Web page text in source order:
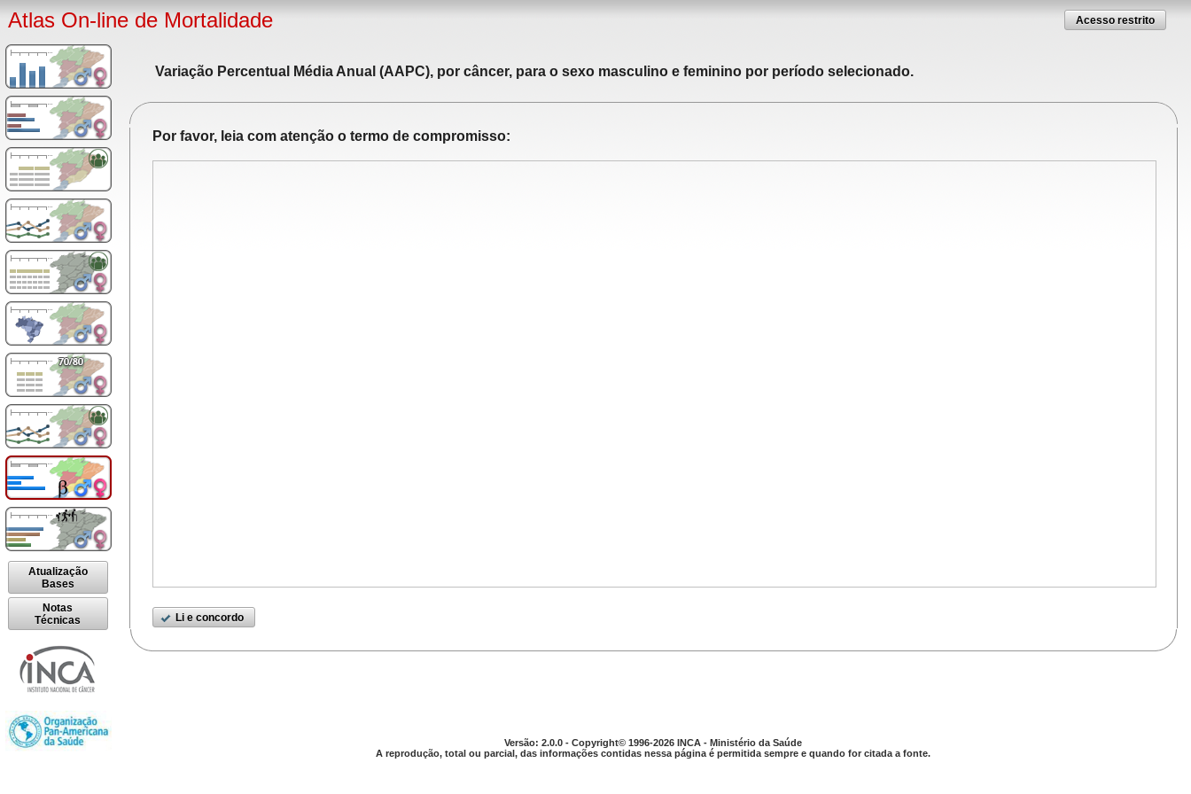
Atlas On-line de Mortalidade Acesso restrito
Atualização
Bases
Notas
Técnicas
Variação Percentual Média Anual (AAPC), por câncer, para o sexo masculino e feminino por período selecionado.
Por favor, leia com atenção o termo de compromisso:
Li e concordo
Versão: 2.0.0 - Copyright© 1996-2026 INCA - Ministério da Saúde
A reprodução, total ou parcial, das informações contidas nessa página é permitida sempre e quando for citada a fonte.